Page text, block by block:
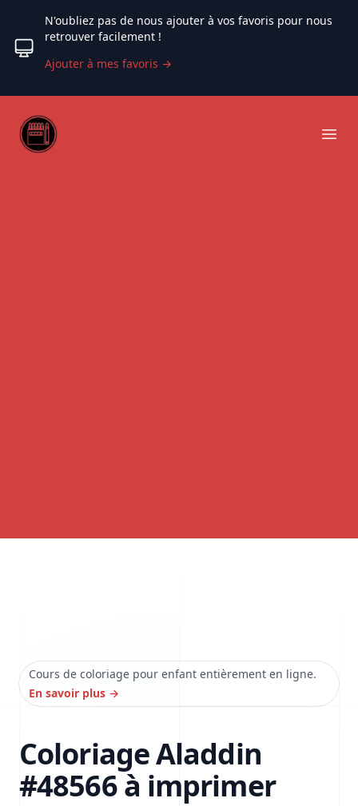
N'oubliez pas de nous ajouter à vos favoris pour nous
retrouver facilement !
Ajouter à mes favoris →
Web coloriage
Cours de coloriage pour enfant entièrement en ligne.
En savoir plus →
Coloriage Aladdin
#48566 à imprimer